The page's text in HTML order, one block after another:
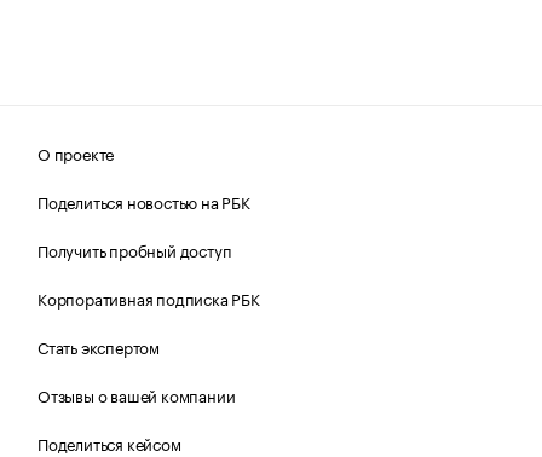
О проекте
Поделиться новостью на РБК
Получить пробный доступ
Корпоративная подписка РБК
Стать экспертом
Отзывы о вашей компании
Поделиться кейсом